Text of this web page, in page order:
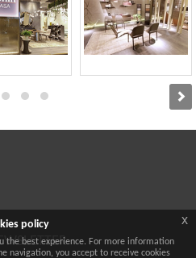
policy
the best experience. For more information
navigation, you accept to receive cookies
x